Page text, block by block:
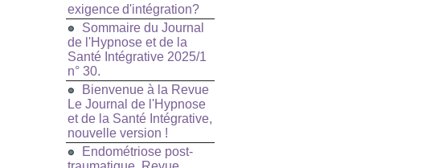
exigence d'intégration?
Sommaire du Journal
de l'Hypnose et de la
Santé Intégrative 2025/1
n° 30.
Bienvenue à la Revue
Le Journal de l'Hypnose
et de la Santé Intégrative,
nouvelle version !
Endométriose post-